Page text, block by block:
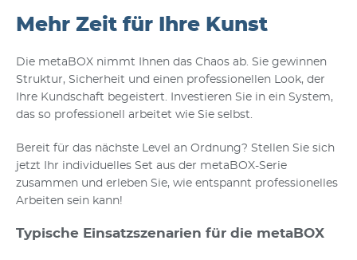
Mehr Zeit für Ihre Kunst
Die metaBOX nimmt Ihnen das Chaos ab. Sie gewinnen
Struktur, Sicherheit und einen professionellen Look, der
Ihre Kundschaft begeistert. Investieren Sie in ein System,
das so professionell arbeitet wie Sie selbst.
Bereit für das nächste Level an Ordnung? Stellen Sie sich
jetzt Ihr individuelles Set aus der metaBOX-Serie
zusammen und erleben Sie, wie entspannt professionelles
Arbeiten sein kann!
Typische Einsatzszenarien für die metaBOX